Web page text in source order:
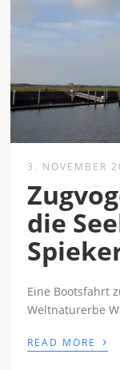
3. NOVEMBER
die
Eine Bootsfahrt
Weltnaturerbe
READ MORE ›